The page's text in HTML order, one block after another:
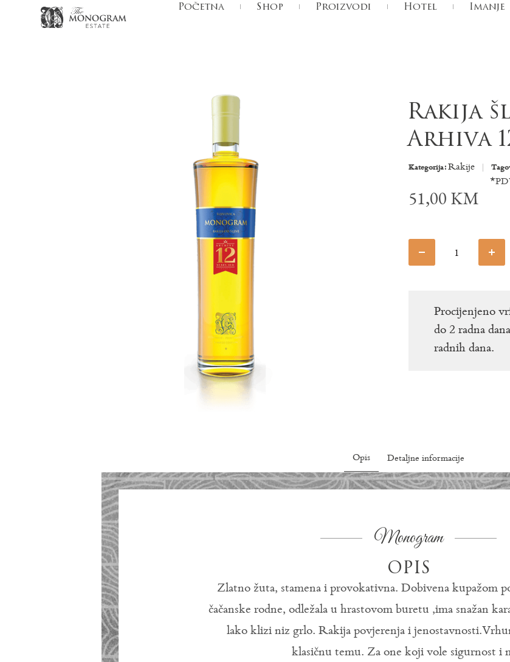
Početna Shop Proizvodi Hotel Imanje
Rakija
Arhiva
Kategorija: Rakije
51,00 KM
Procijenjeno
do 2 radna
radnih dana.
Opis Detaljne informacije
Monogram
OPIS
Zlatno žuta, stamena i provokativna. Dobivena kupažom
čačanske rodne, odležala u hrastovom buretu ,ima snažan
lako klizi niz grlo. Rakija povjerenja i
klasičnu temu. Za one koji vole sigurnost i